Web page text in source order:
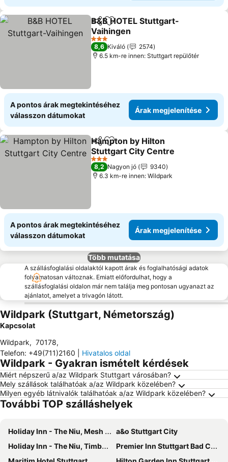
Megosztás
Hozzáadás a kedvencekhez
B&B HOTEL Stuttgart-
Vaihingen
Árak megjelenítése
3 Kategória
8,6 Kiváló
2574
6.5 km-re innen: Stuttgart repülőtér
A pontos árak megtekintéséhez
válasszon dátumokat
Árak megjelenítése
MegosztásHozzáadás a kedvencekhez
Hampton by Hilton
Stuttgart City Centre
Árak megjelenítése
3 Kategória
8,2 Nagyon jó
9340
6.3 km-re innen: Wildpark
A pontos árak megtekintéséhez
válasszon dátumokat
Árak megjelenítése
Több mutatása
A szállásfoglalási oldalaktól kapott árak és foglalhatósági adatok
folyamatosan változnak. Emiatt előfordulhat, hogy a
szállásfoglalási oldalon már nem találja meg pontosan ugyanazt az
ajánlatot, amelyet a trivagón látott.
Wildpark (Stuttgart, Németország)
Kapcsolat
Wildpark, 70178,
Telefon: +49(711)2160 Hivatalos oldal
Wildpark - Gyakran ismételt kérdések
Miért népszerű a/az Wildpark Stuttgart városában?
Mely szállások találhatóak a/az Wildpark közelében?
Milyen egyéb látnivalók találhatóak a/az Wildpark közelében?
További TOP szálláshelyek
Holiday Inn - The Niu, Mesh Stuttgart Messe By Ihg
a&o Stuttgart City
Holiday Inn - The Niu, Timber Esslingen By Ihg
Premier Inn Stuttgart Bad Cannstatt